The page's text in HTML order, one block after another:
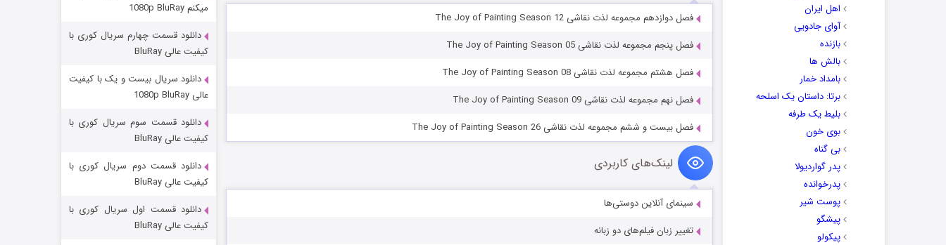
اهل ایران
آوای جادویی
بازنده
بالش ها
بامداد خمار
برتا: داستان یک اسلحه
بلیط یک‌‌ طرفه
بوی خون
بی گناه
پدر گواردیولا
پدرخوانده
پوست شیر
پیشگو
پیکولو
فصل دوازدهم مجموعه لذت نقاشی The Joy of Painting Season 12
فصل پنجم مجموعه لذت نقاشی The Joy of Painting Season 05
فصل هشتم مجموعه لذت نقاشی The Joy of Painting Season 08
فصل نهم مجموعه لذت نقاشی The Joy of Painting Season 09
فصل بیست و ششم مجموعه لذت نقاشی The Joy of Painting Season 26
لینک‌های کاربردی
سینمای آنلاین دوستی‌ها
تغییر زبان فیلم‌های دو زبانه
مردگان متحرک: شهر مرده ۳
میکنم 1080p BluRay
دانلود قسمت چهارم سریال کوری با
کیفیت عالی BluRay
دانلود سریال بیست و یک با کیفیت
عالی 1080p BluRay
دانلود قسمت سوم سریال کوری با
کیفیت عالی BluRay
دانلود قسمت دوم سریال کوری با
کیفیت عالی BluRay
دانلود قسمت اول سریال کوری با
کیفیت عالی BluRay